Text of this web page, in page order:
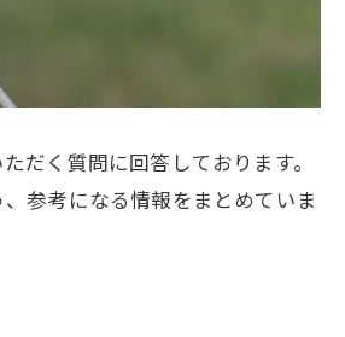
だく質問に回答しております。
参考になる情報をまとめていま